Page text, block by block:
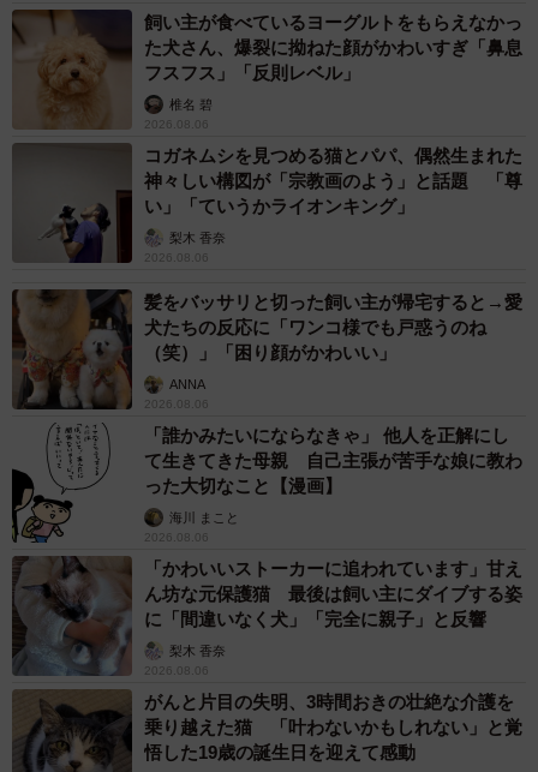
「大切なのは、周りがどう思うかではなく、お互いの気持
ちです。出会えた縁を信じて、強く前に進んでほしい。悔
いのない人生を送ってください」
飼い主が食べているヨーグルトをもらえなかっ
た犬さん、爆裂に拗ねた顔がかわいすぎ「鼻息
フスフス」「反則レベル」
椎名 碧
2026.08.06
コガネムシを見つめる猫とパパ、偶然生まれた
神々しい構図が「宗教画のよう」と話題 「尊
い」「ていうかライオンキング」
梨木 香奈
2026.08.06
髪をバッサリと切った飼い主が帰宅すると→愛
犬たちの反応に「ワンコ様でも戸惑うのね
（笑）」「困り顔がかわいい」
ANNA
2026.08.06
「誰かみたいにならなきゃ」 他人を正解にし
て生きてきた母親 自己主張が苦手な娘に教わ
った大切なこと【漫画】
海川 まこと
2026.08.06
「かわいいストーカーに追われています」甘え
ん坊な元保護猫 最後は飼い主にダイブする姿
に「間違いなく犬」「完全に親子」と反響
梨木 香奈
2026.08.06
がんと片目の失明、3時間おきの壮絶な介護を
乗り越えた猫 「叶わないかもしれない」と覚
悟した19歳の誕生日を迎えて感動